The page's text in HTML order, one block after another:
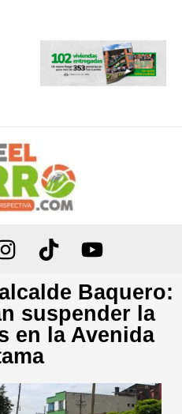
Baquero:
suspender la
en la Avenida